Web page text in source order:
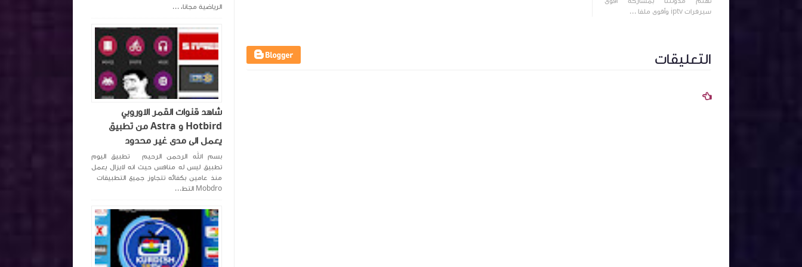
سيرفرات iptv وأقوى ملفا ...
التعليقات
الرياضية مجانا، ...
شاهد قنوات القمر الاوروبي
Hotbird و Astra من تطبيق
يعمل الى مدى غير محدود
بسم الله الرحمن الرحيم تطبيق اليوم
تطبيق ليس له منافس حيث انه لايزال يعمل
منذ عامين بكفائه تتجاوز جميع التطبيقات
Mobdro التط...